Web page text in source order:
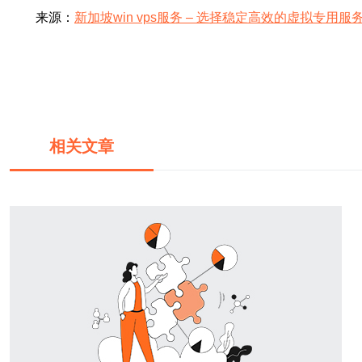
来源： 新加坡win vps服务 – 选择稳定高效的虚拟专用服
相关文章